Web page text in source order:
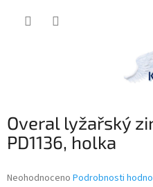
Overal lyžařský
PD1136, holka
Průměrné
Neohodnoceno Podrobnosti